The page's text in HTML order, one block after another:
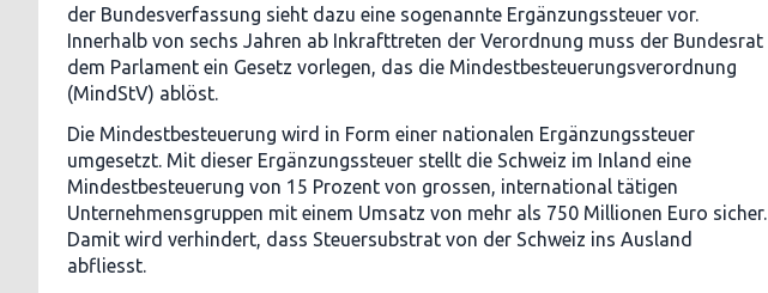
der Bundesverfassung sieht dazu eine sogenannte Ergänzungssteuer vor.
Innerhalb von sechs Jahren ab Inkrafttreten der Verordnung muss der Bundesrat
dem Parlament ein Gesetz vorlegen, das die Mindestbesteuerungsverordnung
(MindStV) ablöst.
Die Mindestbesteuerung wird in Form einer nationalen Ergänzungssteuer
umgesetzt. Mit dieser Ergänzungssteuer stellt die Schweiz im Inland eine
Mindestbesteuerung von 15 Prozent von grossen, international tätigen
Unternehmensgruppen mit einem Umsatz von mehr als 750 Millionen Euro sicher.
Damit wird verhindert, dass Steuersubstrat von der Schweiz ins Ausland
abfliesst.